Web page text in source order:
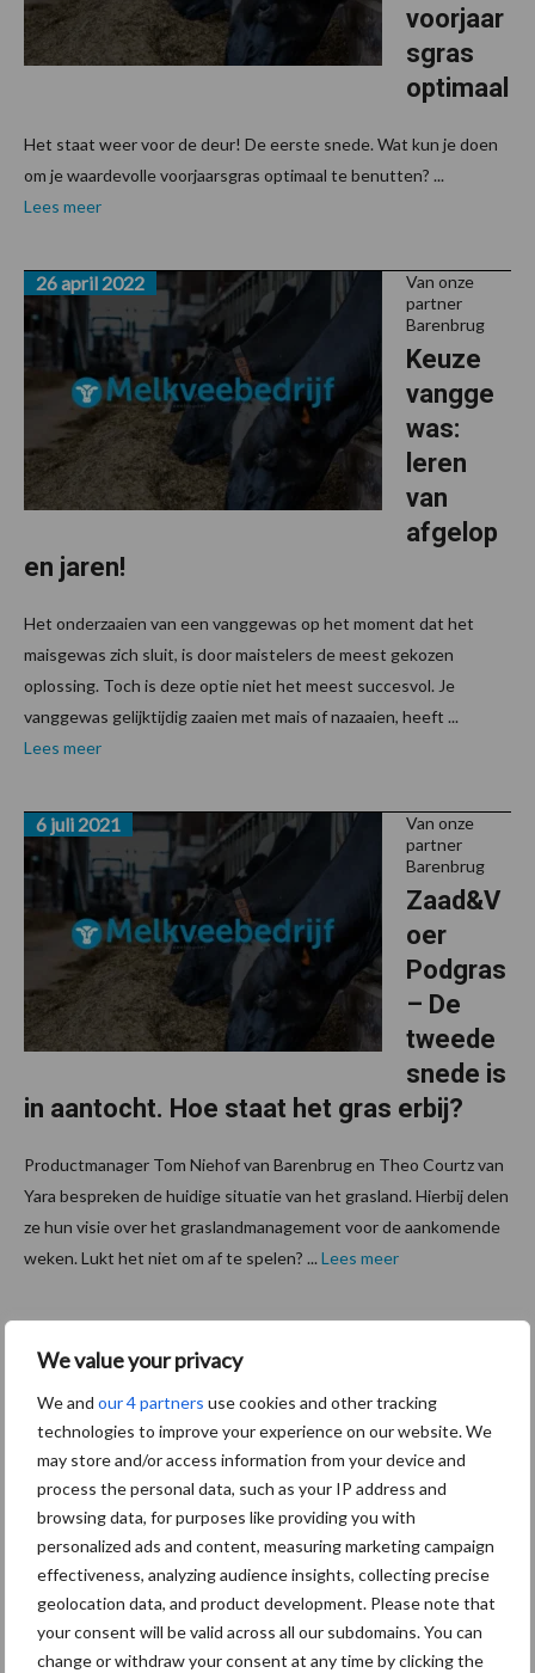
We value your privacy
We and our 4 partners use cookies and other tracking
technologies to improve your experience on our website. We
may store and/or access information from your device and
process the personal data, such as your IP address and
browsing data, for purposes like providing you with
personalized ads and content, measuring marketing campaign
effectiveness, analyzing audience insights, collecting precise
geolocation data, and product development. Please note that
your consent will be valid across all our subdomains. You can
change or withdraw your consent at any time by clicking the
voorjaar
sgras
optimaal
Het staat weer voor de deur! De eerste snede. Wat kun je doen
om je waardevolle voorjaarsgras optimaal te benutten? ...
Lees meer
Van onze
partner
Barenbrug
Keuze
vangge
was:
leren
van
afgelop
en jaren!
26 april 2022
Het onderzaaien van een vanggewas op het moment dat het
maisgewas zich sluit, is door maistelers de meest gekozen
oplossing. Toch is deze optie niet het meest succesvol. Je
vanggewas gelijktijdig zaaien met mais of nazaaien, heeft ...
Lees meer
Van onze
partner
Barenbrug
Zaad&V
oer
Podgras
– De
tweede
snede is
in aantocht. Hoe staat het gras erbij?
6 juli 2021
Productmanager Tom Niehof van Barenbrug en Theo Courtz van
Yara bespreken de huidige situatie van het grasland. Hierbij delen
ze hun visie over het graslandmanagement voor de aankomende
weken. Lukt het niet om af te spelen? ... Lees meer
Zaad&V
oer
Podgras
– Over
de
planning
van onderzaai en onkruidbestrijding